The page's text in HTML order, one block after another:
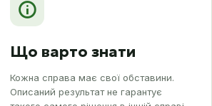
Що варто знати
Кожна справа має свої обставини.
Описаний результат не гарантує